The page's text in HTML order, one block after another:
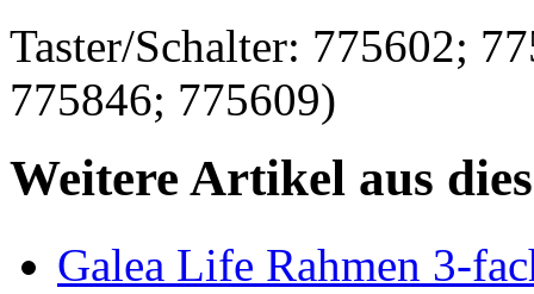
Taster/Schalter: 775602;
775846; 775609)
Weitere Artikel aus
Galea Life Rahmen 3-